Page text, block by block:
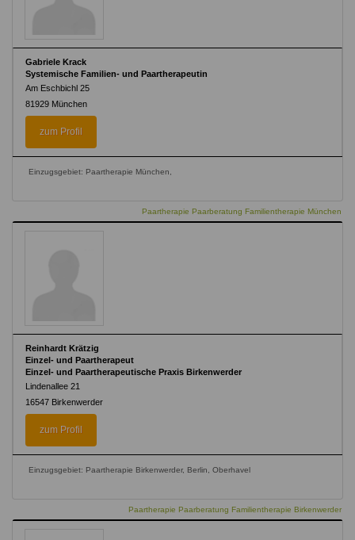
Gabriele Krack
Systemische Familien- und Paartherapeutin
Am Eschbichl 25
81929 München
zum Profil
Einzugsgebiet: Paartherapie München,
Paartherapie Paarberatung Familientherapie München
Reinhardt Krätzig
Einzel- und Paartherapeut
Einzel- und Paartherapeutische Praxis Birkenwerder
Lindenallee 21
16547 Birkenwerder
zum Profil
Einzugsgebiet: Paartherapie Birkenwerder, Berlin, Oberhavel
Paartherapie Paarberatung Familientherapie Birkenwerder